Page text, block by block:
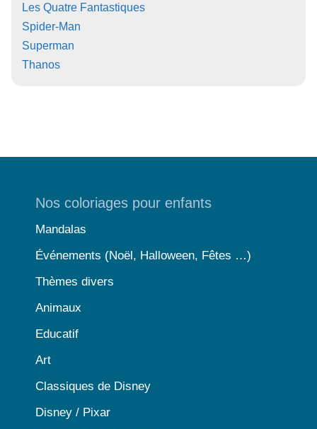
Les Quatre Fantastiques
Spider-Man
Superman
Thanos
Nos coloriages pour enfants
Mandalas
Événements (Noël, Halloween, Fêtes …)
Thèmes divers
Animaux
Educatif
Art
Classiques de Disney
Disney / Pixar